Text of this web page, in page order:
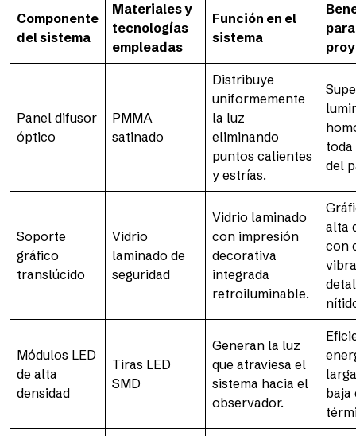
Componente
del sistema
Materiales y
tecnologías
empleadas
Función en el
sistema
Panel difusor
óptico
PMMA
satinado
Distribuye
uniformemente
la luz
eliminando
puntos calientes
y estrías.
toda
del
Soporte
gráfico
translúcido
Vidrio
laminado de
seguridad
Vidrio laminado
con impresión
decorativa
integrada
retroiluminable.
alta
con
Módulos LED
de alta
densidad
Tiras LED
SMD
Generan la luz
que atraviesa el
sistema hacia el
observador.
baja